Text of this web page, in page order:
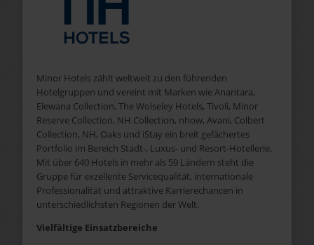
Minor Hotels zählt weltweit zu den führenden
Hotelgruppen und vereint mit Marken wie Anantara,
Elewana Collection, The Wolseley Hotels, Tivoli, Minor
Reserve Collection, NH Collection, nhow, Avani, Colbert
Collection, NH, Oaks und iStay ein breit gefächertes
Portfolio im Bereich Stadt‑, Luxus‑ und Resort-Hotellerie.
Mit über 640 Hotels in mehr als 59 Ländern steht die
Gruppe für exzellente Servicequalität, internationale
Professionalität und attraktive Karrierechancen in
unterschiedlichsten Regionen der Welt.
Vielfältige Einsatzbereiche